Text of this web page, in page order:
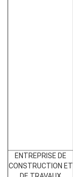
ENTREPRISE DE
CONSTRUCTION ET